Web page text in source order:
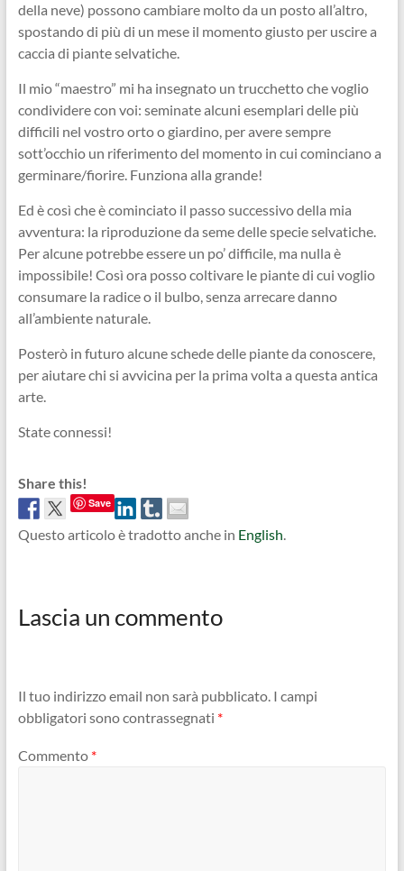
della neve) possono cambiare molto da un posto all’altro,
spostando di più di un mese il momento giusto per uscire a
caccia di piante selvatiche.
Il mio “maestro” mi ha insegnato un trucchetto che voglio
condividere con voi: seminate alcuni esemplari delle più
difficili nel vostro orto o giardino, per avere sempre
sott’occhio un riferimento del momento in cui cominciano a
germinare/fiorire. Funziona alla grande!
Ed è così che è cominciato il passo successivo della mia
avventura: la riproduzione da seme delle specie selvatiche.
Per alcune potrebbe essere un po’ difficile, ma nulla è
impossibile! Così ora posso coltivare le piante di cui voglio
consumare la radice o il bulbo, senza arrecare danno
all’ambiente naturale.
Posterò in futuro alcune schede delle piante da conoscere,
per aiutare chi si avvicina per la prima volta a questa antica
arte.
State connessi!
Share this!
Save
Questo articolo è tradotto anche in English.
Lascia un commento
Il tuo indirizzo email non sarà pubblicato. I campi
obbligatori sono contrassegnati *
Commento *